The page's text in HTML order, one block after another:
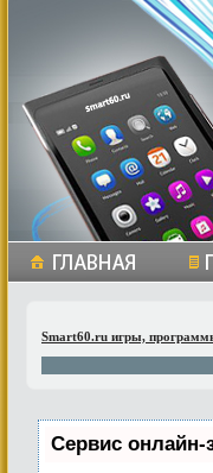
Smart60.ru игры,
Сервис онлайн-